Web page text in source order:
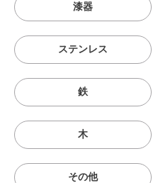
漆器
ステンレス
鉄
木
その他